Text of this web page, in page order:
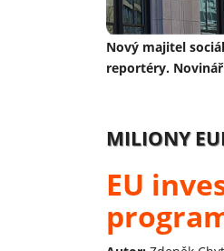
Nový majitel
reportéry.
MILIONY
EU